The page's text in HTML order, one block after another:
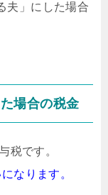
夫」にした場合
場合の税金
税です。
なります。